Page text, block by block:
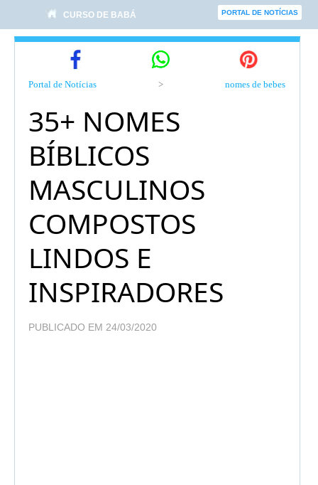
CURSO DE BABÁ PORTAL DE NOTÍCIAS
Portal de Notícias > nomes de bebes
35+ NOMES
BÍBLICOS
MASCULINOS
COMPOSTOS
LINDOS E
INSPIRADORES
PUBLICADO EM 24/03/2020